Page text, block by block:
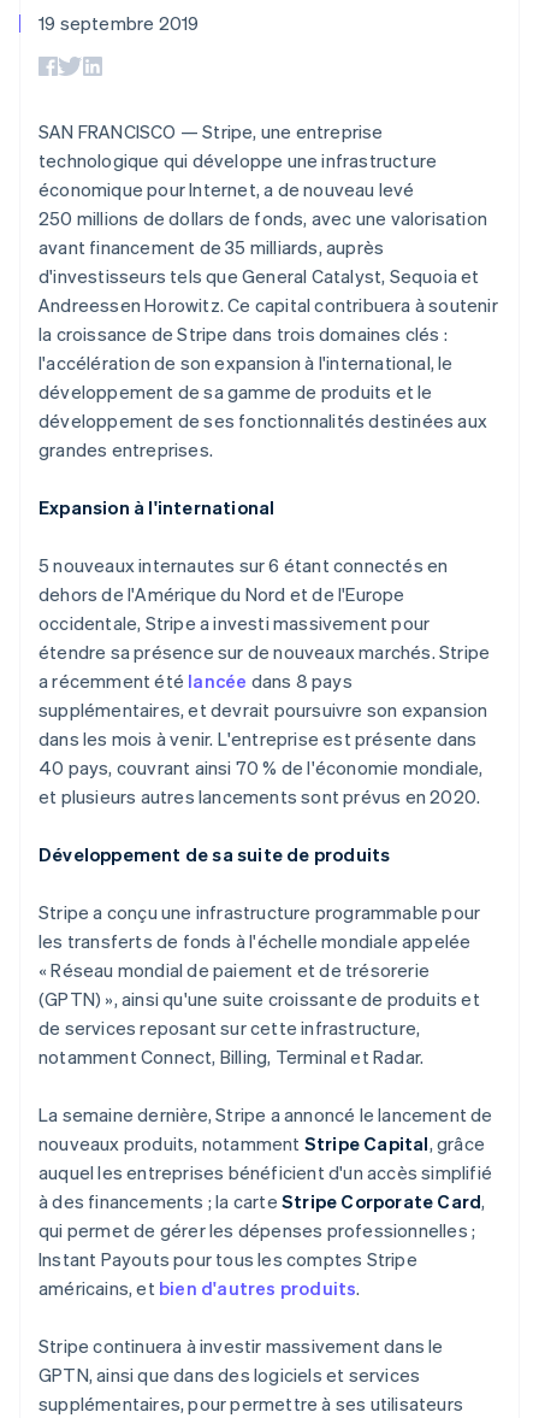
Moyens de
Accès à plus
Paiements en
personne
Authorization
Acceptation
optimisée
Link
Paiements
accélérés
Financial
Connections
Comptes
financiers
associés
Data Pipeline
Synchronisation
des données
Plus
Découvrez les prochaines évolutions
Radar
Prévention de la fraude
Atlas
Constitution de start-up
Climate
Élimination du carbone
Identity
Vérification de l'identité
Stripe Sessions 2026
Découvrez comment Stripe construit l’infrastructure
Regarder la vidéo
l’application
Par secteur
Entreprises d'IA
Économie des
créateurs
Jeux
Hôtellerie, voyages et
loisirs
Assurance
Médias et
divertissements
Organisations à but
entreprises
Commerce en ligne
Écosystème
Partenaires
Stripe App Marketplace
Gérer des
bancaires adossées à
des stablecoins
Fournir et gérer des
services avec des
agents
Ressources
Intégrations
d'applications
Exemples de code
Blog des développeurs
Entreprise
annuelle
Carrières
Communiqués de
presse
Stripe Press
Contact
Contacter notre équipe
Devenir partenaire
19 septembre 2019
SAN FRANCISCO — Stripe, une entreprise
technologique qui développe une infrastructure
économique pour Internet, a de nouveau levé
250 millions de dollars de fonds, avec une valorisation
avant financement de 35 milliards, auprès
d'investisseurs tels que General Catalyst, Sequoia et
Andreessen Horowitz. Ce capital contribuera à soutenir
la croissance de Stripe dans trois domaines clés :
l'accélération de son expansion à l'international, le
développement de sa gamme de produits et le
développement de ses fonctionnalités destinées aux
grandes entreprises.
Expansion à l'international
5 nouveaux internautes sur 6 étant connectés en
dehors de l'Amérique du Nord et de l'Europe
occidentale, Stripe a investi massivement pour
étendre sa présence sur de nouveaux marchés. Stripe
a récemment été lancée dans 8 pays
supplémentaires, et devrait poursuivre son expansion
dans les mois à venir. L'entreprise est présente dans
40 pays, couvrant ainsi 70 % de l'économie mondiale,
et plusieurs autres lancements sont prévus en 2020.
Développement de sa suite de produits
Stripe a conçu une infrastructure programmable pour
les transferts de fonds à l'échelle mondiale appelée
« Réseau mondial de paiement et de trésorerie
(GPTN) », ainsi qu'une suite croissante de produits et
de services reposant sur cette infrastructure,
notamment Connect, Billing, Terminal et Radar.
La semaine dernière, Stripe a annoncé le lancement de
nouveaux produits, notamment Stripe Capital, grâce
auquel les entreprises bénéficient d'un accès simplifié
à des financements ; la carte Stripe Corporate Card,
qui permet de gérer les dépenses professionnelles ;
Instant Payouts pour tous les comptes Stripe
américains, et bien d'autres produits.
Stripe continuera à investir massivement dans le
GPTN, ainsi que dans des logiciels et services
supplémentaires, pour permettre à ses utilisateurs
Allemagne
DeutschEnglish
Australie
English
Autriche
Belgique
Português English
Bulgarie
English
Canada
English Français
Chine continentale
简体中文 English
Chypre
English
Croatie
Danemark
English
English
Espagne
EspañolEnglish
Estonie
English
États-Unis
English Español简体中文
EnglishSvenska
France
FrançaisEnglish
Gibraltar
English
Grèce
English
Hongrie
English
Irlande
English